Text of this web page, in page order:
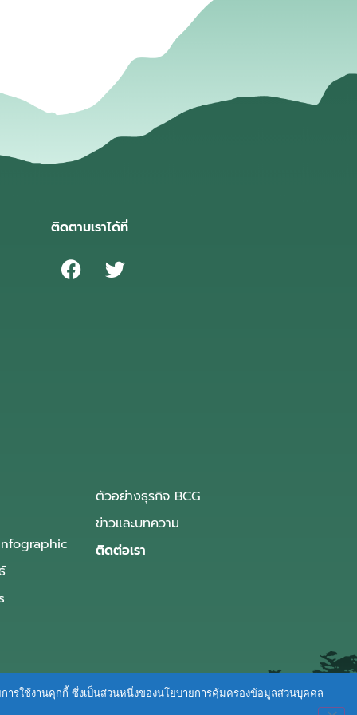
ติดตามเราได้ที่
ตัวอย่างธุรกิจ BCG
ข่าวและบทความ
ติดต่อเรา
ารใช้งานคุกกี้ ซึ่งเป็นส่วนหนึ่งของนโยบายการคุ้มครองข้อมูลส่วนบุคคล